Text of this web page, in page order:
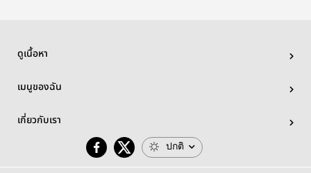
ดูเนื้อหา
เมนูของฉัน
เกี่ยวกับเรา
ปกติ